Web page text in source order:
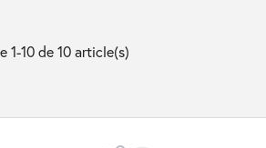
1-10 de 10 article(s)